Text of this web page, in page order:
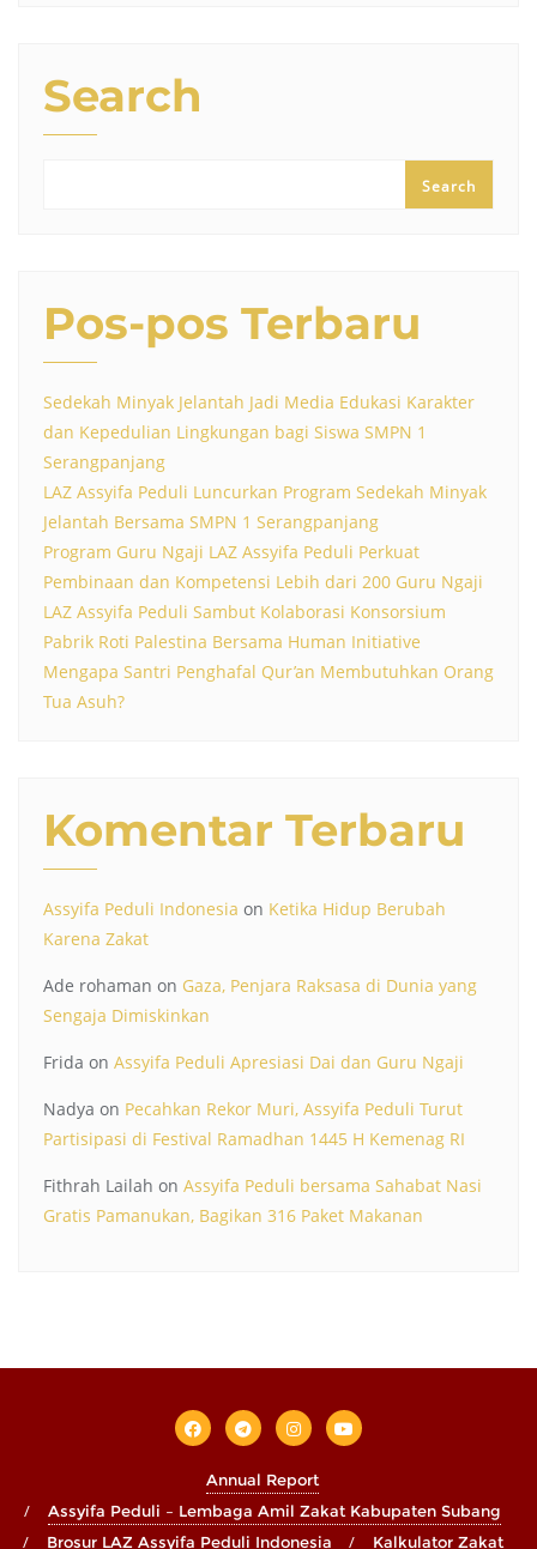
Search
Search
Pos-pos Terbaru
Sedekah Minyak Jelantah Jadi Media Edukasi Karakter
dan Kepedulian Lingkungan bagi Siswa SMPN 1
Serangpanjang
LAZ Assyifa Peduli Luncurkan Program Sedekah Minyak
Jelantah Bersama SMPN 1 Serangpanjang
Program Guru Ngaji LAZ Assyifa Peduli Perkuat
Pembinaan dan Kompetensi Lebih dari 200 Guru Ngaji
LAZ Assyifa Peduli Sambut Kolaborasi Konsorsium
Pabrik Roti Palestina Bersama Human Initiative
Mengapa Santri Penghafal Qur’an Membutuhkan Orang
Tua Asuh?
Komentar Terbaru
Assyifa Peduli Indonesia on Ketika Hidup Berubah
Karena Zakat
Ade rohaman on Gaza, Penjara Raksasa di Dunia yang
Sengaja Dimiskinkan
Frida on Assyifa Peduli Apresiasi Dai dan Guru Ngaji
Nadya on Pecahkan Rekor Muri, Assyifa Peduli Turut
Partisipasi di Festival Ramadhan 1445 H Kemenag RI
Fithrah Lailah on Assyifa Peduli bersama Sahabat Nasi
Gratis Pamanukan, Bagikan 316 Paket Makanan
Annual Report
Assyifa Peduli – Lembaga Amil Zakat Kabupaten Subang
Brosur LAZ Assyifa Peduli Indonesia
Kalkulator Zakat